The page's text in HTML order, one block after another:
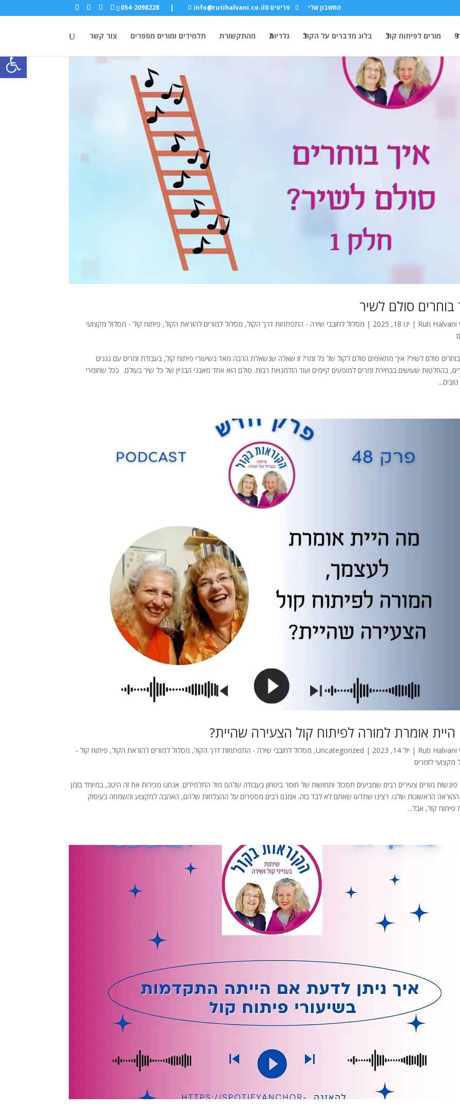
054-2098228 | info@rutihalvani.co.il החשבון שלי פריטים 0
מורים לפיתוח קול בלוג מדברים על הקול גלריות מהתקשורת תלמידים ומורים מספרים צור קשר
בוחרים סולם לשיר
Ruti Halvani
| ינו 18, 2025 | מסלול לחובבי שירה - התפתחות דרך הקול, מסלול למורים להוראת הקול, פיתוח קול - מסלול מקצועי
סולם לשיר? איך מתאימים סולם לקול של כל זמר? זו שאלה שנשאלת הרבה מאד בשיעורי פיתוח קול, בעבודת זמרים עם נגנים
בהחלטות שעושים בבחירת זמרים למופעים קיימים ועוד הזדמנויות רבות. סולם הוא אחד מאבני הבניין של כל שיר בעולם. ככל שחומרי
אומרת למורה לפיתוח קול הצעירה שהיית?
Ruti Halvani
| יול 14, 2023 |
Uncategorized
, מסלול לחובבי שירה - התפתחות דרך הקול, מסלול למורים להוראת הקול, פיתוח קול -
מקצועי לזמרים
פוגשות מורים צעירים רבים שמביעים תסכול ותחושות של חוסר ביטחון בעבודה שלהם מול התלמידים. אנחנו מכירות את זה היטב, במיוחד בזמן
הראשונות שלנו. רצינו שתדעו שאתם לא לבד בזה. אמנם רבים מספרים על ההצלחות שלהם, האהבה למקצוע והשמחה בעיסוק
פיתוח קול, אבל...
פתח